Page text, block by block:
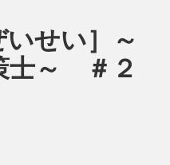
せい］～
士～ ＃２